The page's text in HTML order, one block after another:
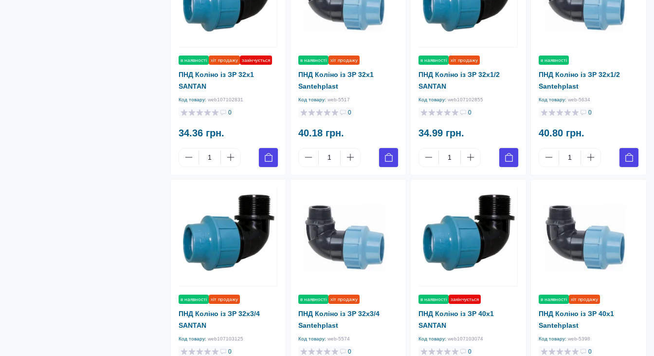
в наявності хіт продажу закінчується
ПНД Коліно із ЗР 32х1
SANTAN
Код товару: web107102831
0
34.36 грн.
в наявності хіт продажу
ПНД Коліно із ЗР 32х1
Santehplast
Код товару:web-5517
0
40.18 грн.
в наявності хіт продажу
ПНД Коліно із ЗР 32х1/2
SANTAN
Код товару:web107102855
0
34.99 грн.
в наявності
ПНД Коліно із ЗР 32х1/2
Santehplast
Код товару:web-5634
0
40.80 грн.
в наявності хіт продажу
ПНД Коліно із ЗР 32х3/4
SANTAN
Код товару: web107103125
0
в наявності хіт продажу
ПНД Коліно із ЗР 32х3/4
Santehplast
Код товару:web-5574
0
в наявності закінчується
ПНД Коліно із ЗР 40х1
SANTAN
Код товару:web107103074
0
в наявності хіт продажу
ПНД Коліно із ЗР 40х1
Santehplast
Код товару:web-5398
0